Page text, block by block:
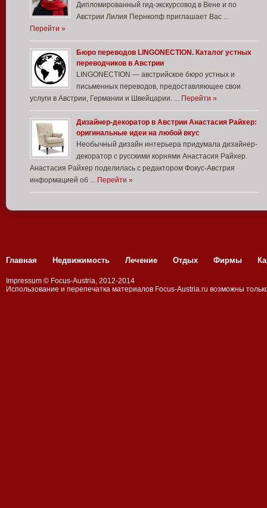
Дипломированный гид-экскурсовод в Вене и по
Австрии Лилия Пернкопф приглашает Вас ...
Перейти »
Бюро переводов LINGONECTION. Каталог устных
переводчиков в Австрии
LINGONECTION — австрийское бюро устных и
письменных переводов, предоставляющее свои
услуги в Австрии, Германии и Швейцарии. ... Перейти »
Дизайнер-декоратор в Австрии Анастасия Райхер:
оригинальные идеи на любой вкус
Необычный дизайн интерьера придумала дизайнер-
декоратор с русскими корнями Анастасия Райхер.
Анастасия Райхер поделилась с редактором Фокус-Австрия
информацией об ... Перейти »
Главная Недвижимость Лечение Отдых Фирмы
Impressum © Focus-Austria, 2012-2014
Использование и перепечатка материалов Focus-Аustria.ru возможны